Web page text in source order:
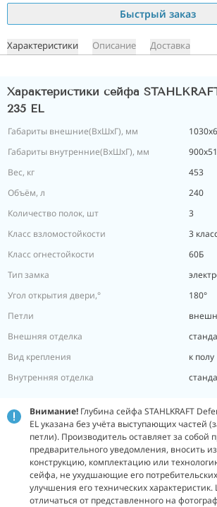
Быстрый заказ
Характеристики Описание Доставка
Характеристики сейфа
235 EL
Габариты внешние(ВхШхГ), мм
Габариты внутренние(ВхШхГ), мм
Вес, кг
453
Объём, л
240
Количество полок, шт
3
Класс взломостойкости
3
Класс огнестойкости
60Б
Тип замка
Угол открытия двери,°
180°
Петли
Внешняя отделка
Вид крепления
к полу
Внутренняя отделка
Внимание! Глубина сейфа STAHLKRAFT
EL указана без учёта выступающих частей
петли). Производитель оставляет за собой
предварительного уведомления, вносить
конструкцию, комплектацию или
сейфа, не ухудшающие его
улучшения его технических
отличаться от представленного на